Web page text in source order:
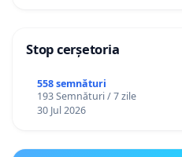
Stop cerșetoria
558 semnături
193 Semnături / 7 zile
30 Jul 2026